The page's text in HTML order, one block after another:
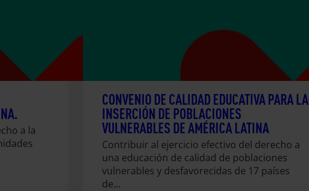
a la
CONVENIO DE CALIDAD EDUCATIVA PARA LA
INSERCIÓN DE POBLACIONES
VULNERABLES DE AMÉRICA LATINA
Contribuir al ejercicio efectivo del derecho a
una educación de calidad de poblaciones
vulnerables y desfavorecidas de 17 países
de…